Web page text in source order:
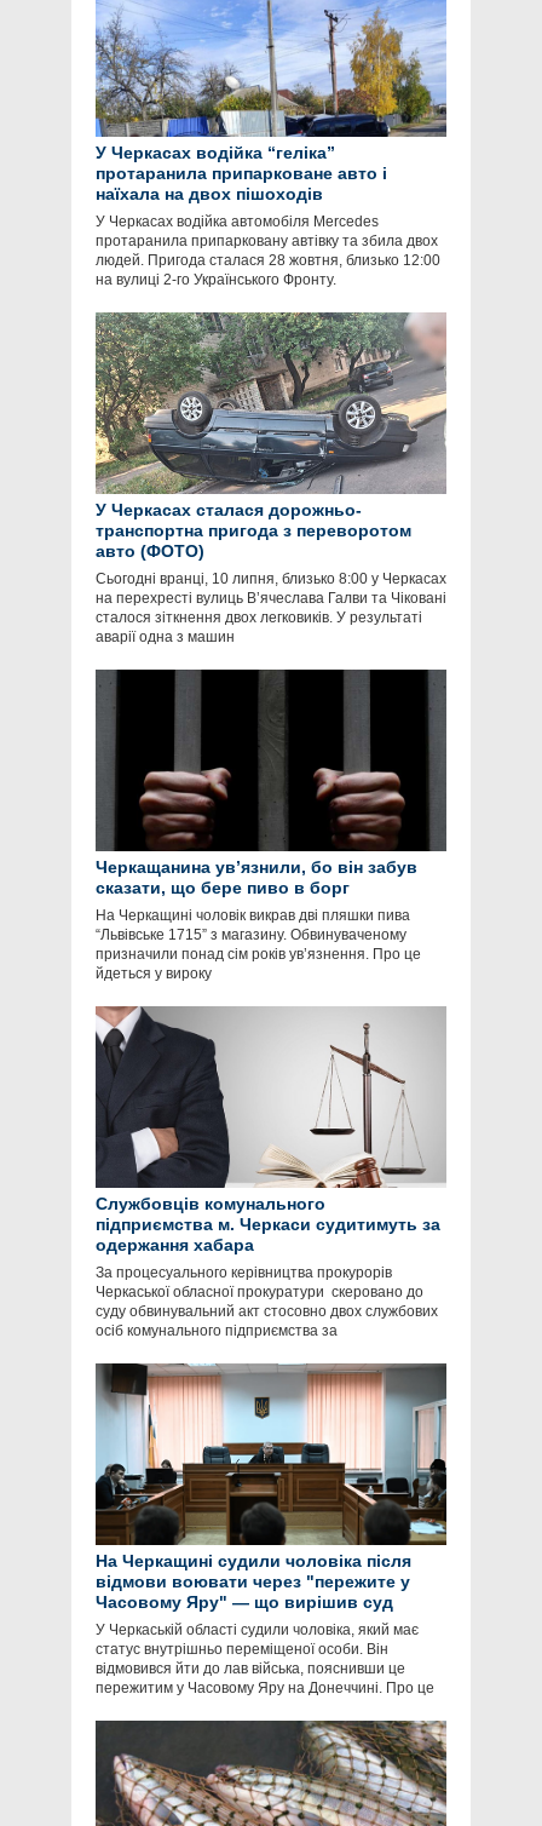
У Черкасах водійка “геліка”
протаранила припарковане авто і
наїхала на двох пішоходів
У Черкасах водійка автомобіля Mercedes
протаранила припарковану автівку та збила двох
людей. Пригода сталася 28 жовтня, близько 12:00
на вулиці 2-го Українського Фронту.
У Черкасах сталася дорожньо-
транспортна пригода з переворотом
авто (ФОТО)
Сьогодні вранці, 10 липня, близько 8:00 у Черкасах
на перехресті вулиць В’ячеслава Галви та Чіковані
сталося зіткнення двох легковиків. У результаті
аварії одна з машин
Черкащанина ув’язнили, бо він забув
сказати, що бере пиво в борг
На Черкащині чоловік викрав дві пляшки пива
“Львівське 1715” з магазину. Обвинуваченому
призначили понад сім років ув’язнення. Про це
йдеться у вироку
Службовців комунального
підприємства м. Черкаси судитимуть за
одержання хабара
За процесуального керівництва прокурорів
Черкаської обласної прокуратури скеровано до
суду обвинувальний акт стосовно двох службових
осіб комунального підприємства за
На Черкащині судили чоловіка після
відмови воювати через "пережите у
Часовому Яру" — що вирішив суд
У Черкаській області судили чоловіка, який має
статус внутрішньо переміщеної особи. Він
відмовився йти до лав війська, пояснивши це
пережитим у Часовому Яру на Донеччині. Про це